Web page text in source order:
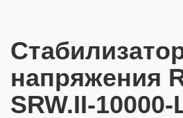
напряжения
SRW.II-10000-